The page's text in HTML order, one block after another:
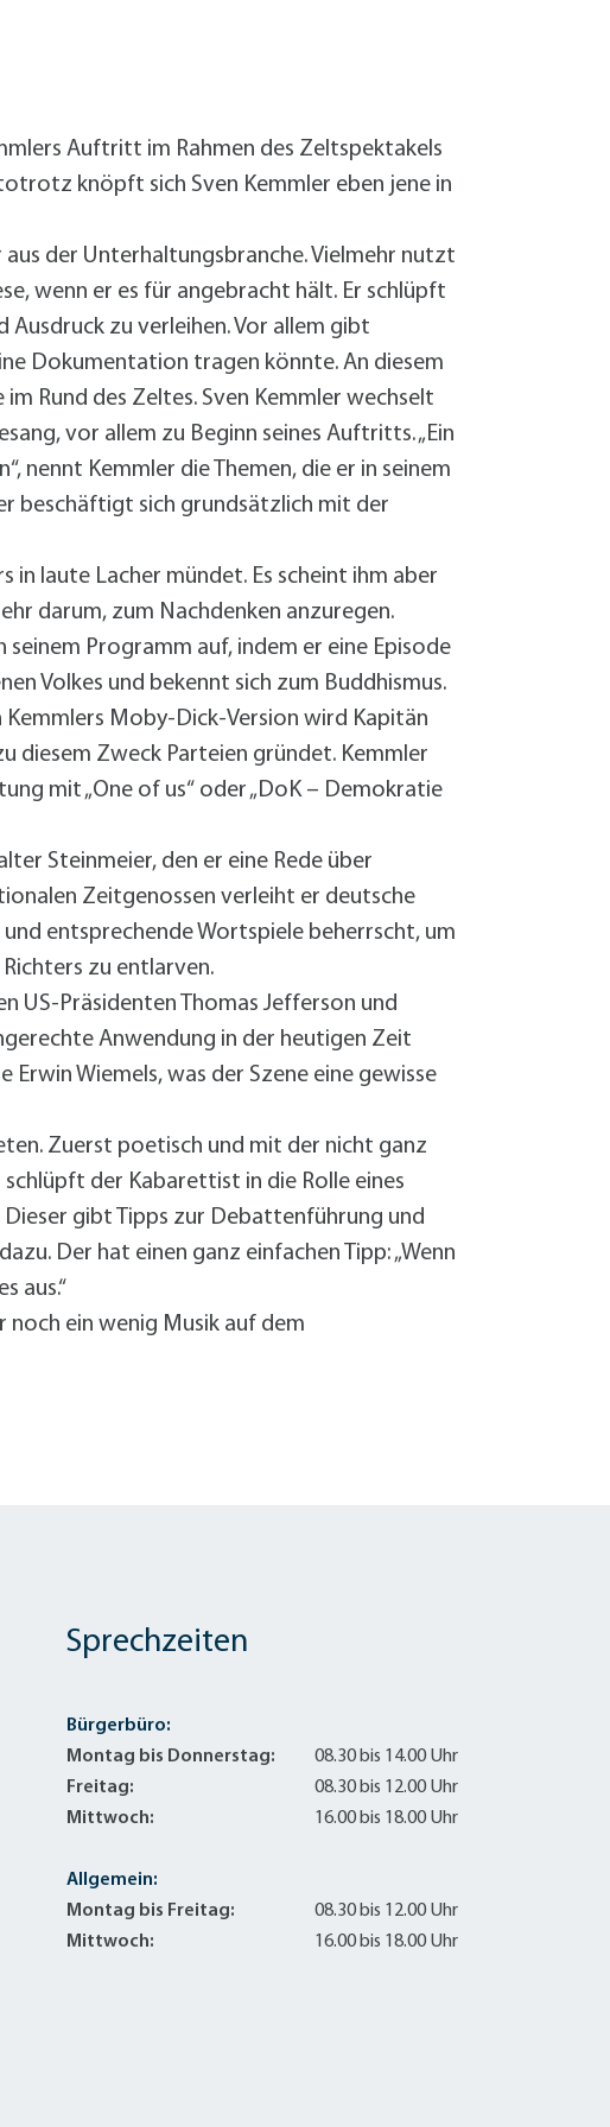
Auftritt im Rahmen des Zeltspektakels
knöpft sich Sven Kemmler eben jene in
aus der Unterhaltungsbranche. Vielmehr nutzt
wenn er es für angebracht hält. Er schlüpft
zu verleihen. Vor allem gibt
Dokumentation tragen könnte. An diesem
Rund des Zeltes. Sven Kemmler wechselt
vor allem zu Beginn seines Auftritts. „Ein
nennt Kemmler die Themen, die er in seinem
beschäftigt sich grundsätzlich mit der
laute Lacher mündet. Es scheint ihm aber
darum, zum Nachdenken anzuregen.
Programm auf, indem er eine Episode
Volkes und bekennt sich zum Buddhismus.
Moby-Dick-Version wird Kapitän
Zweck Parteien gründet. Kemmler
mit „One of us“ oder „DoK – Demokratie
Steinmeier, den er eine Rede über
Zeitgenossen verleiht er deutsche
entsprechende Wortspiele beherrscht, um
zu entlarven.
US-Präsidenten Thomas Jefferson und
Anwendung in der heutigen Zeit
Wiemels, was der Szene eine gewisse
Zuerst poetisch und mit der nicht ganz
schlüpft der Kabarettist in die Rolle eines
gibt Tipps zur Debattenführung und
Der hat einen ganz einfachen Tipp: „Wenn
aus.“
noch ein wenig Musik auf dem
Sprechzeiten
Bürgerbüro:
Montag bis Donnerstag:
08.30 bis 14.00 Uhr
Freitag:
08.30 bis 12.00 Uhr
Mittwoch:
16.00 bis 18.00 Uhr
Allgemein:
Montag bis Freitag:
08.30 bis 12.00 Uhr
Mittwoch:
16.00 bis 18.00 Uhr